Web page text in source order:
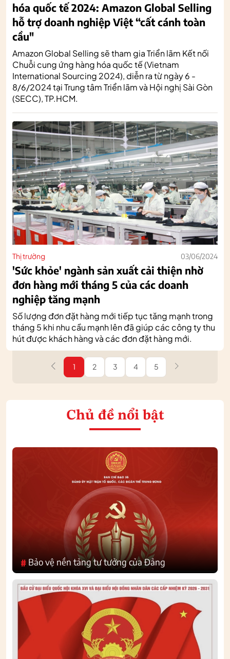
hóa quốc tế 2024: Amazon Global Selling
hỗ trợ doanh nghiệp Việt “cất cánh toàn
cầu"
Amazon Global Selling sẽ tham gia Triển lãm Kết nối
Chuỗi cung ứng hàng hóa quốc tế (Vietnam
International Sourcing 2024), diễn ra từ ngày 6 -
8/6/2024 tại Trung tâm Triển lãm và Hội nghị Sài Gòn
(SECC), TP.HCM.
Thị trường 03/06/2024
'Sức khỏe' ngành sản xuất cải thiện nhờ
đơn hàng mới tháng 5 của các doanh
nghiệp tăng mạnh
Số lượng đơn đặt hàng mới tiếp tục tăng mạnh trong
tháng 5 khi nhu cầu mạnh lên đã giúp các công ty thu
hút được khách hàng và các đơn đặt hàng mới.
1 2 3 4 5
Chủ đề nổi bật
# Bảo vệ nền tảng tư tưởng của Đảng